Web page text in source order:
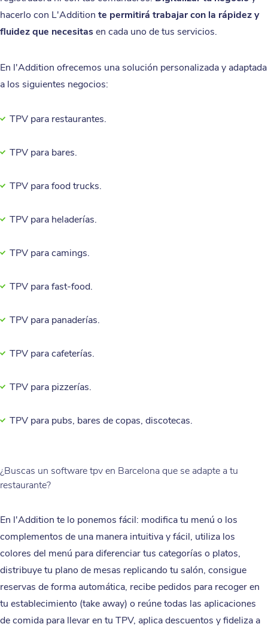
hacerlo con L'Addition te permitirá trabajar con la rápidez y
fluidez que necesitasen cada uno de tus servicios.
En l'Addition ofrecemos una solución personalizada y adaptada
a los siguientes negocios:
TPV para restaurantes.
TPV para bares.
TPV para food trucks.
TPV para heladerías.
TPV para camings.
TPV para fast-food.
TPV para panaderías.
TPV para cafeterías.
TPV para pizzerías.
TPV para pubs, bares de copas, discotecas.
¿Buscas un software tpv en Barcelona que se adapte a tu
restaurante?
En l'Addition te lo ponemos fácil: modifica tu menú o los
complementos de una manera intuitiva y fácil, utiliza los
colores del menú para diferenciar tus categorías o platos,
distribuye tu plano de mesas replicando tu salón, consigue
reservas de forma automática, recibe pedidos para recoger en
tu establecimiento (take away) o reúne todas las aplicaciones
de comida para llevar en tu TPV, aplica descuentos y fideliza a